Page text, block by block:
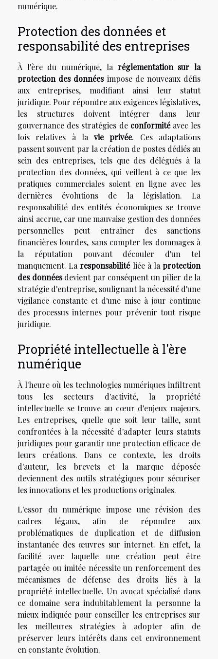
numérique.
Protection des données et
responsabilité des entreprises
À l'ère du numérique, la réglementation sur la
protection des donnéesimpose de nouveaux défis
aux entreprises, modifiant ainsi leur statut
juridique. Pour répondre aux exigences législatives,
les structures doivent intégrer dans leur
gouvernance des stratégies de conformitéavec les
lois relatives à lavie privée. Ces adaptations
passent souvent par la création de postes dédiés au
sein des entreprises, tels que des délégués à la
protection des données, qui veillent à ce que les
pratiques commerciales soient en ligne avec les
dernières évolutions de la législation. La
responsabilité des entités économiques se trouve
ainsi accrue, car une mauvaise gestion des données
personnelles peut entraîner des sanctions
financières lourdes, sans compter les dommages à
la réputation pouvant découler d'un tel
manquement. Laresponsabilitéliée à laprotection
des donnéesdevient par conséquent un pilier de la
stratégie d'entreprise, soulignant la nécessité d'une
vigilance constante et d'une mise à jour continue
des processus internes pour prévenir tout risque
juridique.
Propriété intellectuelle à l'ère
numérique
À l'heure où les technologies numériques infiltrent
tous les secteurs d'activité, la propriété
intellectuelle se trouve au cœur d'enjeux majeurs.
Les entreprises, quelle que soit leur taille, sont
confrontées à la nécessité d'adapter leurs statuts
juridiques pour garantir une protection efficace de
leurs créations. Dans ce contexte, les droits
d'auteur, les brevets et la marque déposée
deviennent des outils stratégiques pour sécuriser
les innovations et les productions originales.
L'essor du numérique impose une révision des
cadres légaux, afin de répondre aux
problématiques de duplication et de diffusion
instantanée des œuvres sur internet. En effet, la
facilité avec laquelle une création peut être
partagée ou imitée nécessite un renforcement des
mécanismes de défense des droits liés à la
propriété intellectuelle. Un avocat spécialisé dans
ce domaine sera indubitablement la personne la
mieux indiquée pour conseiller les entreprises sur
les meilleures stratégies à adopter afin de
préserver leurs intérêts dans cet environnement
en constante évolution.